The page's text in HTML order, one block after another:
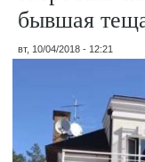
бывшая
вт, 10/04/2018 - 12:21